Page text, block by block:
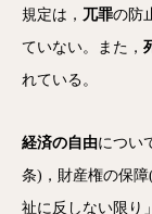
規定は， 兀罪の防
ていない。また，
れている。
経済の自由につい
条)，財産権の保
祉に反しない限り